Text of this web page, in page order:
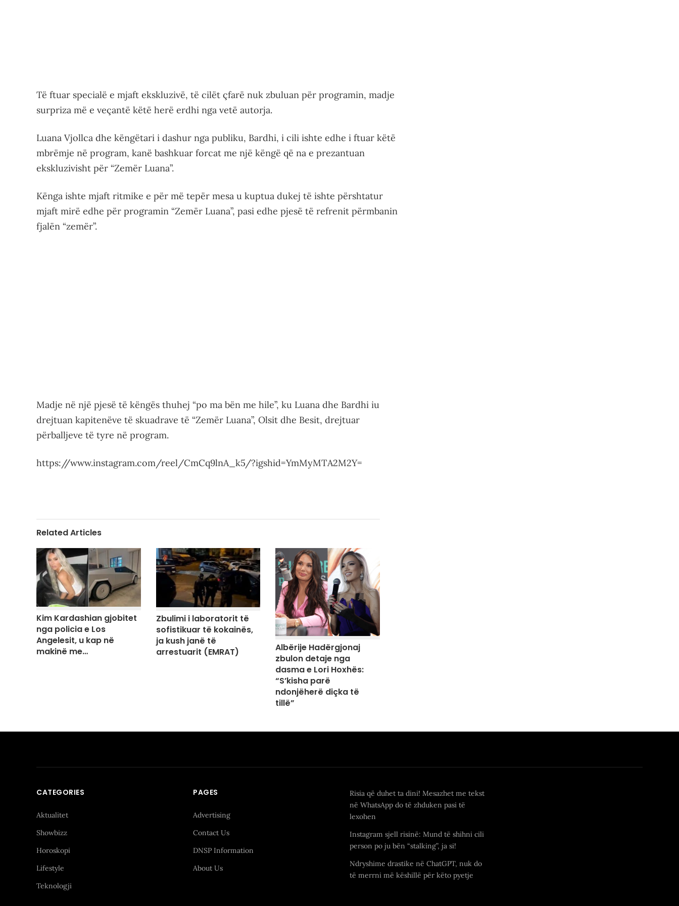
Të ftuar specialë e mjaft ekskluzivë, të cilët çfarë nuk zbuluan për programin, madje
surpriza më e veçantë këtë herë erdhi nga vetë autorja.
Luana Vjollca dhe këngëtari i dashur nga publiku, Bardhi, i cili ishte edhe i ftuar këtë
mbrëmje në program, kanë bashkuar forcat me një këngë që na e prezantuan
ekskluzivisht për “Zemër Luana”.
Kënga ishte mjaft ritmike e për më tepër mesa u kuptua dukej të ishte përshtatur
mjaft mirë edhe për programin “Zemër Luana”, pasi edhe pjesë të refrenit përmbanin
fjalën “zemër”.
Madje në një pjesë të këngës thuhej “po ma bën me hile”, ku Luana dhe Bardhi iu
drejtuan kapitenëve të skuadrave të “Zemër Luana”, Olsit dhe Besit, drejtuar
përballjeve të tyre në program.
https://www.instagram.com/reel/CmCq9lnA_k5/?igshid=YmMyMTA2M2Y=
Related Articles
Kim Kardashian gjobitet
nga policia e Los
Angelesit, u kap në
makinë me…
Zbulimi i laboratorit të
sofistikuar të kokainës,
ja kush janë të
arrestuarit (EMRAT)
Albërije Hadërgjonaj
zbulon detaje nga
dasma e Lori Hoxhës:
“S’kisha parë
ndonjëherë diçka të
tillë”
CATEGORIES
Aktualitet
Showbizz
Horoskopi
Lifestyle
Teknologji
PAGES
Advertising
Contact Us
DNSP Information
About Us
Risia që duhet ta dini! Mesazhet me tekst
në WhatsApp do të zhduken pasi të
lexohen
Instagram sjell risinë: Mund të shihni cili
person po ju bën “stalking”, ja si!
Ndryshime drastike në ChatGPT, nuk do
të merrni më këshillë për këto pyetje